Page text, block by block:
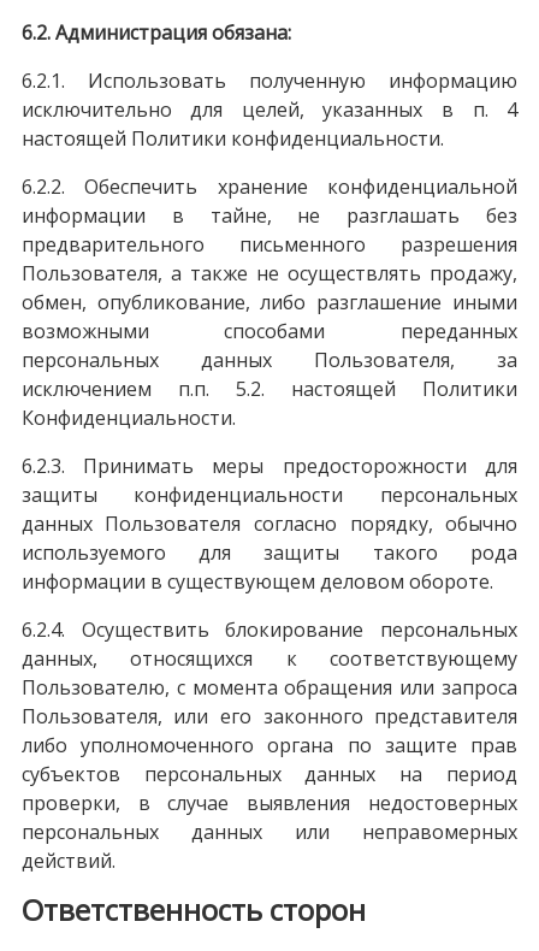
6.2. Администрация обязана:
6.2.1. Использовать полученную информацию
исключительно для целей, указанных в п. 4
настоящей Политики конфиденциальности.
6.2.2. Обеспечить хранение конфиденциальной
информации в тайне, не разглашать без
предварительного письменного разрешения
Пользователя, а также не осуществлять продажу,
обмен, опубликование, либо разглашение иными
возможными способами переданных
персональных данных Пользователя, за
исключением п.п. 5.2. настоящей Политики
Конфиденциальности.
6.2.3. Принимать меры предосторожности для
защиты конфиденциальности персональных
данных Пользователя согласно порядку, обычно
используемого для защиты такого рода
информации в существующем деловом обороте.
6.2.4. Осуществить блокирование персональных
данных, относящихся к соответствующему
Пользователю, с момента обращения или запроса
Пользователя, или его законного представителя
либо уполномоченного органа по защите прав
субъектов персональных данных на период
проверки, в случае выявления недостоверных
персональных данных или неправомерных
действий.
Ответственность сторон